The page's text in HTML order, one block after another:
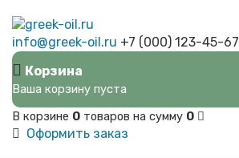
info@greek-oil.ru +7 (000) 123-45-67
Корзина
Ваша корзину пуста
В корзине 0 товаров на сумму 0
Оформить заказ